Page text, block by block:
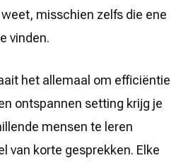
misschien zelfs die ene
vinden.
het allemaal om efficiëntie
ontspannen setting krijg je
mensen te leren
van korte gesprekken. Elke